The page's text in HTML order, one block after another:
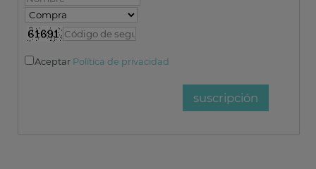
Aceptar Política de privacidad